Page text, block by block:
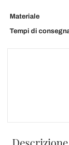
Materiale
Tempi di